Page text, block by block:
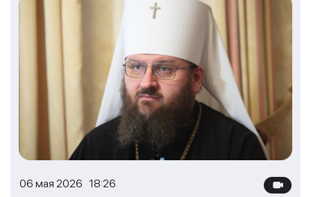
06 мая 2026 18:26